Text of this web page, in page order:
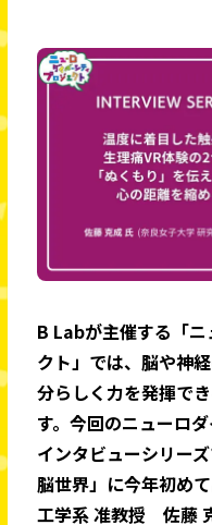
B Labが主催する「
クト」では、脳や神
分らしく力を発揮で
す。今回のニューロ
インタビューシリー
脳世界」に今年初め
工学系 准教授 佐藤